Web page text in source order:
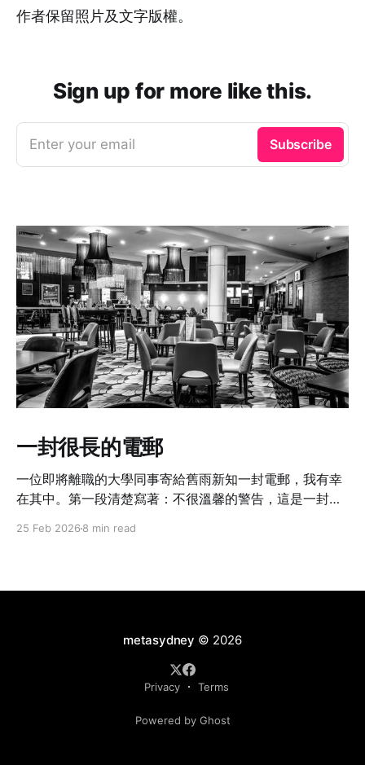
作者保留照片及文字版權。
Sign up for more like this.
Enter your email Subscribe
一封很長的電郵
一位即將離職的大學同事寄給舊雨新知一封電郵，我有幸
在其中。第一段清楚寫著：不很溫馨的警告，這是一封很
25 Feb 2026 8 min read
metasydney © 2026
Privacy Terms
Powered by Ghost